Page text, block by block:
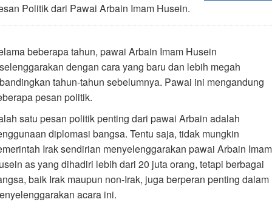
Politik dari Pawai Arbain Imam Husein.
beberapa tahun, pawai Arbain Imam Husein
dengan cara yang baru dan lebih megah
tahun-tahun sebelumnya. Pawai ini mengandung
pesan politik.
satu pesan politik penting dari pawai Arbain adalah
diplomasi bangsa. Tentu saja, tidak mungkin
Irak sendirian menyelenggarakan pawai Arbain Imam
as yang dihadiri lebih dari 20 juta orang, tetapi berbagai
baik Irak maupun non-Irak, juga berperan penting dalam
acara ini.